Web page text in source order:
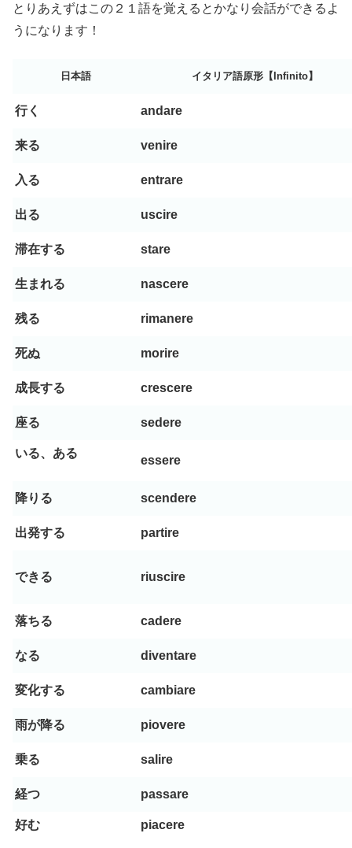
とりあえずはこの２１語を覚えるとかなり会話ができるよ
うになります！
日本語 イタリア語原形【Infinito】
行く andare
来る venire
入る entrare
出る uscire
滞在する stare
生まれる nascere
残る rimanere
死ぬ morire
成長する crescere
座る sedere
いる、ある
essere
降りる scendere
出発する partire
できる riuscire
落ちる cadere
なる diventare
変化する cambiare
雨が降る piovere
乗る salire
経つ passare
好む piacere